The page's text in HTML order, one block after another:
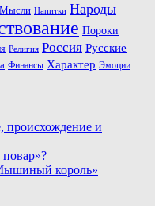
Мысли Напитки Народы
Пороки
Религия Россия Русские
Финансы Характер Эмоции
происхождение и
король»